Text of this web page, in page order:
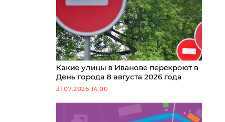
Какие улицы в Иванове перекроют в
День города 8 августа 2026 года
31.07.2026 14:00